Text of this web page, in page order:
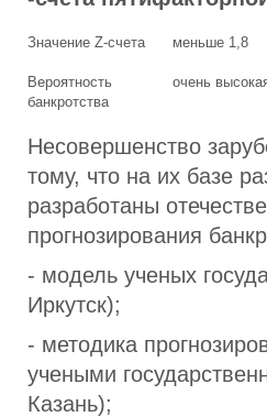
Значение Z-счета меньше 1,8
Вероятность
банкротства
очень
Несовершенство
тому, что на их базе
разработаны
прогнозирования
- модель ученых
Иркутск);
- методика
учеными
Казань);